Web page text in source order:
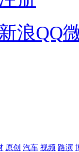
浪QQ
原创 汽车 视频 路演